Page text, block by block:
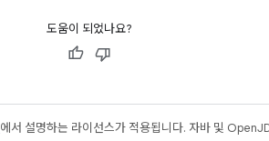
도움이 되었나요?
에서 설명하는 라이선스가 적용됩니다. 자바 및